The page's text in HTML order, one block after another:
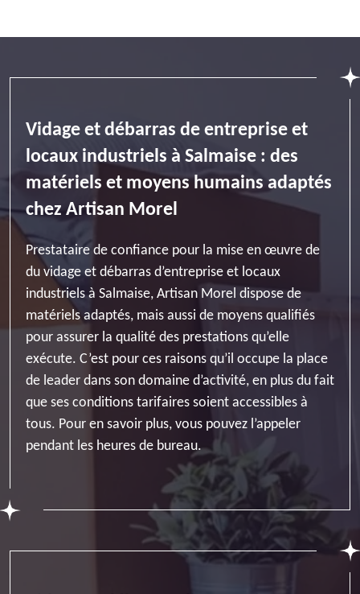
Vidage et débarras de entreprise et
locaux industriels à Salmaise : des
matériels et moyens humains adaptés
chez Artisan Morel
Prestataire de confiance pour la mise en œuvre de
du vidage et débarras d’entreprise et locaux
industriels à Salmaise, Artisan Morel dispose de
matériels adaptés, mais aussi de moyens qualifiés
pour assurer la qualité des prestations qu’elle
exécute. C’est pour ces raisons qu’il occupe la place
de leader dans son domaine d’activité, en plus du fait
que ses conditions tarifaires soient accessibles à
tous. Pour en savoir plus, vous pouvez l’appeler
pendant les heures de bureau.